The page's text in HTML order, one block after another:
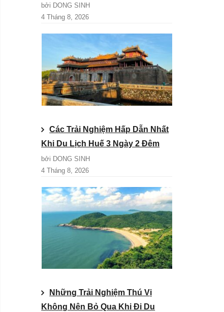
bởi DONG SINH
4 Tháng 8, 2026
Các Trải Nghiệm Hấp Dẫn Nhất
Khi Du Lịch Huế 3 Ngày 2 Đêm
bởi DONG SINH
4 Tháng 8, 2026
Những Trải Nghiệm Thú Vị
Không Nên Bỏ Qua Khi Đi Du